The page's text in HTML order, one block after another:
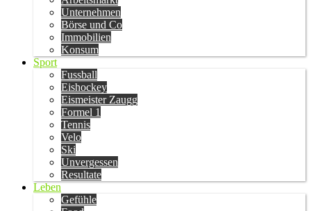
Unternehmen
Börse und Co
Immobilien
Konsum
Sport
Fussball
Eishockey
Eismeister Zaugg
Formel 1
Tennis
Velo
Ski
Unvergessen
Resultate
Leben
Gefühle